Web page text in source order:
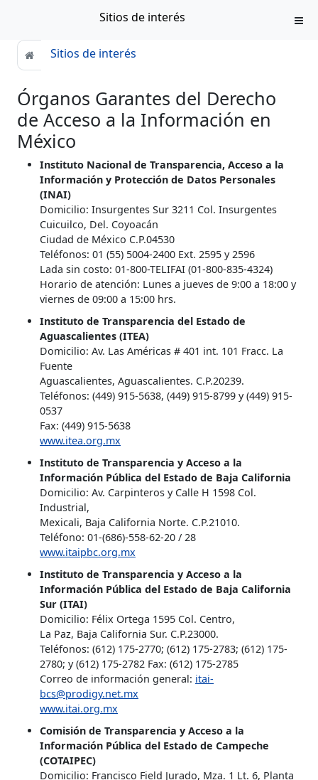
Sitios de interés
Sitios de interés
Órganos Garantes del Derecho
de Acceso a la Información en
México
Instituto Nacional de Transparencia, Acceso a la
Información y Protección de Datos Personales
(INAI)
Domicilio: Insurgentes Sur 3211 Col. Insurgentes
Cuicuilco, Del. Coyoacán
Ciudad de México C.P.04530
Teléfonos: 01 (55) 5004-2400 Ext. 2595 y 2596
Lada sin costo: 01-800-TELIFAI (01-800-835-4324)
Horario de atención: Lunes a jueves de 9:00 a 18:00 y
viernes de 09:00 a 15:00 hrs.
Instituto de Transparencia del Estado de
Aguascalientes (ITEA)
Domicilio: Av. Las Américas # 401 int. 101 Fracc. La
Fuente
Aguascalientes, Aguascalientes. C.P.20239.
Teléfonos: (449) 915-5638, (449) 915-8799 y (449) 915-
0537
Fax: (449) 915-5638
www.itea.org.mx
Instituto de Transparencia y Acceso a la
Información Pública del Estado de Baja California
Domicilio: Av. Carpinteros y Calle H 1598 Col.
Industrial,
Mexicali, Baja California Norte. C.P.21010.
Teléfono: 01-(686)-558-62-20 / 28
www.itaipbc.org.mx
Instituto de Transparencia y Acceso a la
Información Pública del Estado de Baja California
Sur (ITAI)
Domicilio: Félix Ortega 1595 Col. Centro,
La Paz, Baja California Sur. C.P.23000.
Teléfonos: (612) 175-2770; (612) 175-2783; (612) 175-
2780; y (612) 175-2782 Fax: (612) 175-2785
Correo de información general: itai-
bcs@prodigy.net.mx
www.itai.org.mx
Comisión de Transparencia y Acceso a la
Información Pública del Estado de Campeche
(COTAIPEC)
Domicilio: Francisco Field Jurado, Mza. 1 Lt. 6, Planta